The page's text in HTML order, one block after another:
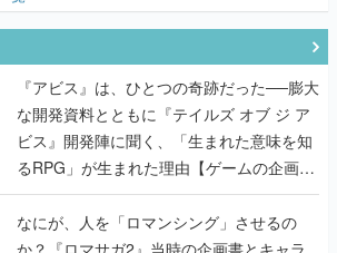
『アビス』は、ひとつの奇跡だった──膨大
な開発資料とともに『テイルズ オブ ジ ア
ビス』開発陣に聞く、「生まれた意味を知
るRPG」が生まれた理由【ゲームの企画
書】
なにが、人を「ロマンシング」させるの